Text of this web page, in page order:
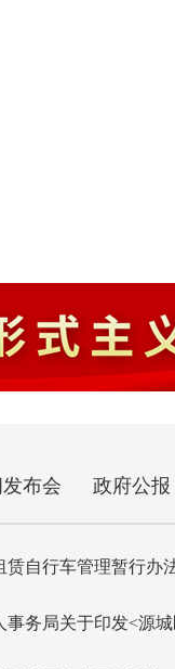
布会 政府公报
赁自行车管理暂行办
事务局关于印发<源